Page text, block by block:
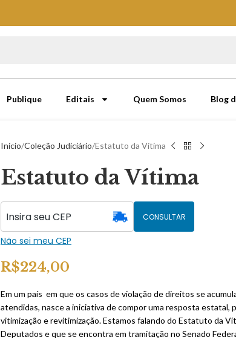
Publique Editais Quem Somos Blog
Início Coleção Judiciário Estatuto da Vítima
Estatuto da Vítima
CONSULTAR
Não sei meu CEP
R$224,00
Em um país em que os casos de violação de direitos se
atendidas, nasce a iniciativa de compor uma resposta
vitimização e revitimização. Estamos falando do Estatuto da
Deputados e que se encontra em tramitação no Senado